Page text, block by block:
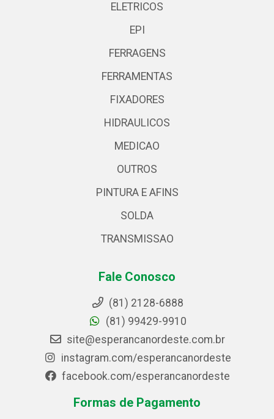
ELETRICOS
EPI
FERRAGENS
FERRAMENTAS
FIXADORES
HIDRAULICOS
MEDICAO
OUTROS
PINTURA E AFINS
SOLDA
TRANSMISSAO
Fale Conosco
(81) 2128-6888
(81) 99429-9910
site@esperancanordeste.com.br
instagram.com/esperancanordeste
facebook.com/esperancanordeste
Formas de Pagamento